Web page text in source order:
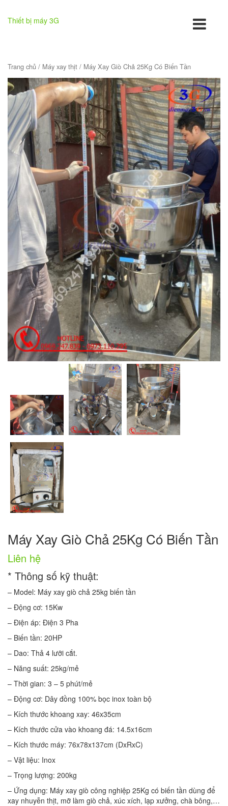
Thiết bị máy 3G
Trang chủ / Máy xay thịt / Máy Xay Giò Chả 25Kg Có Biến Tần
Máy Xay Giò Chả 25Kg Có Biến Tần
Liên hệ
* Thông số kỹ thuật:
– Model: Máy xay giò chả 25kg biến tần
– Động cơ: 15Kw
– Điện áp: Điện 3 Pha
– Biến tần: 20HP
– Dao: Thả 4 lưỡi cắt.
– Năng suất: 25kg/mẻ
– Thời gian: 3 – 5 phút/mẻ
– Động cơ: Dây đồng 100% bọc inox toàn bộ
– Kích thước khoang xay: 46x35cm
– Kích thước cửa vào khoang đá: 14.5x16cm
– Kích thước máy: 76x78x137cm (DxRxC)
– Vật liệu: Inox
– Trọng lượng: 200kg
– Ứng dụng: Máy xay giò công nghiệp 25Kg có biến tần dùng để
xay nhuyễn thịt, mỡ làm giò chả, xúc xích, lạp xưởng, chà bông,…